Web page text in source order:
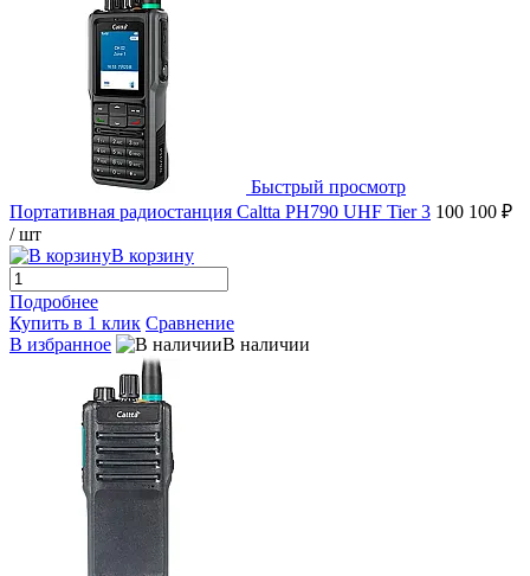
Быстрый просмотр
Портативная радиостанция Caltta PH790 UHF Tier 3 100 100 ₽
/ шт
В корзину
Подробнее
Купить в 1 клик Сравнение
В избранное
В наличии